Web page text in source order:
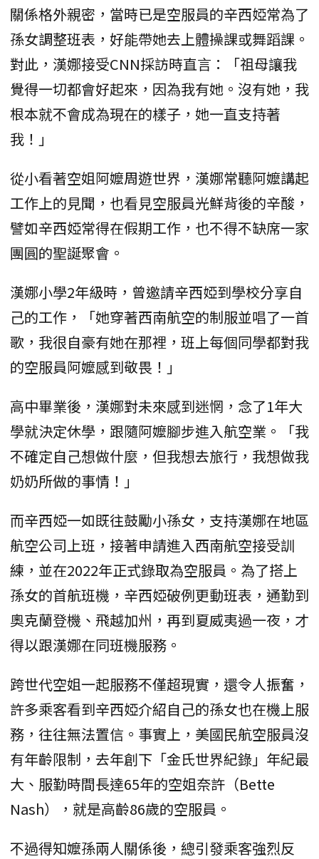
關係格外親密，當時已是空服員的辛西婭常為了
孫女調整班表，好能帶她去上體操課或舞蹈課。
對此，漢娜接受CNN採訪時直言：「祖母讓我
覺得一切都會好起來，因為我有她。沒有她，我
根本就不會成為現在的樣子，她一直支持著
我！」
從小看著空姐阿嬤周遊世界，漢娜常聽阿嬤講起
工作上的見聞，也看見空服員光鮮背後的辛酸，
譬如辛西婭常得在假期工作，也不得不缺席一家
團圓的聖誕聚會。
漢娜小學2年級時，曾邀請辛西婭到學校分享自
己的工作，「她穿著西南航空的制服並唱了一首
歌，我很自豪有她在那裡，班上每個同學都對我
的空服員阿嬤感到敬畏！」
高中畢業後，漢娜對未來感到迷惘，念了1年大
學就決定休學，跟隨阿嬤腳步進入航空業。「我
不確定自己想做什麼，但我想去旅行，我想做我
奶奶所做的事情！」
而辛西婭一如既往鼓勵小孫女，支持漢娜在地區
航空公司上班，接著申請進入西南航空接受訓
練，並在2022年正式錄取為空服員。為了搭上
孫女的首航班機，辛西婭破例更動班表，通勤到
奧克蘭登機、飛越加州，再到夏威夷過一夜，才
得以跟漢娜在同班機服務。
跨世代空姐一起服務不僅超現實，還令人振奮，
許多乘客看到辛西婭介紹自己的孫女也在機上服
務，往往無法置信。事實上，美國民航空服員沒
有年齡限制，去年創下「金氏世界紀錄」年紀最
大、服勤時間長達65年的空姐奈許（Bette
Nash），就是高齡86歲的空服員。
不過得知嬤孫兩人關係後，總引發乘客強烈反